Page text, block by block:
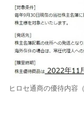
ヒロセ通商の優待内容